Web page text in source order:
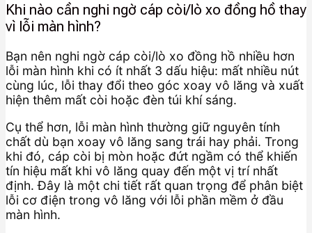
Khi nào cần nghi ngờ cáp còi/lò xo đồng hồ thay
vì lỗi màn hình?
Bạn nên nghi ngờ cáp còi/lò xo đồng hồ nhiều hơn
lỗi màn hình khi có ít nhất 3 dấu hiệu: mất nhiều nút
cùng lúc, lỗi thay đổi theo góc xoay vô lăng và xuất
hiện thêm mất còi hoặc đèn túi khí sáng.
Cụ thể hơn, lỗi màn hình thường giữ nguyên tính
chất dù bạn xoay vô lăng sang trái hay phải. Trong
khi đó, cáp còi bị mòn hoặc đứt ngầm có thể khiến
tín hiệu mất khi vô lăng quay đến một vị trí nhất
định. Đây là một chi tiết rất quan trọng để phân biệt
lỗi cơ điện trong vô lăng với lỗi phần mềm ở đầu
màn hình.